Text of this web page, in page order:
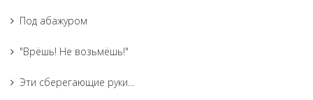
Под абажуром
"Врёшь! Не возьмёшь!"
Эти сберегающие руки...